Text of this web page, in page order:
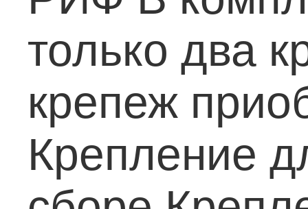
только два
крепеж
Крепление